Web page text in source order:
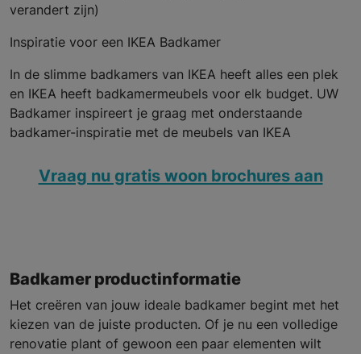
verandert zijn)
Inspiratie voor een IKEA Badkamer
In de slimme badkamers van IKEA heeft alles een plek
en IKEA heeft badkamermeubels voor elk budget. UW
Badkamer inspireert je graag met onderstaande
badkamer-inspiratie met de meubels van IKEA
Vraag nu gratis woon brochures aan
Badkamer productinformatie
Het creëren van jouw ideale badkamer begint met het
kiezen van de juiste producten. Of je nu een volledige
renovatie plant of gewoon een paar elementen wilt